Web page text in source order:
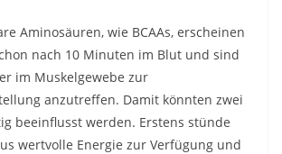
Aminosäuren, wie BCAAs, erscheinen
nach 10 Minuten im Blut und sind
im Muskelgewebe zur
anzutreffen. Damit könnten zwei
beeinflusst werden. Erstens stünde
wertvolle Energie zur Verfügung und